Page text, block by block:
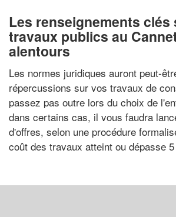
Les renseignements clés
travaux publics au
alentours
Les normes juridiques auront peut-
répercussions sur vos travaux de
passez pas outre lors du choix de
dans certains cas, il vous faudra
d'offres, selon une procédure
coût des travaux atteint ou dépasse